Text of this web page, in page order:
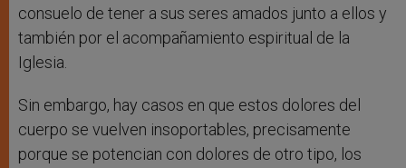
consuelo de tener a sus seres amados junto a ellos y
también por el acompañamiento espiritual de la
Iglesia.
Sin embargo, hay casos en que estos dolores del
cuerpo se vuelven insoportables, precisamente
porque se potencian con dolores de otro tipo, los